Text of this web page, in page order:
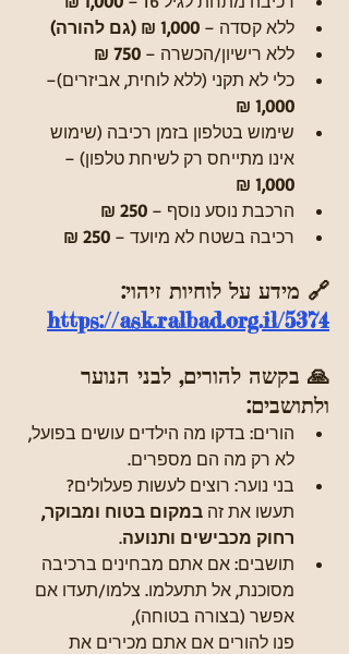
ללא קסדה – 1,000 ₪ (גם להורה)
ללא רישיון/הכשרה – 750 ₪
כלי לא תקני (ללא לוחית, אביזרים)–
1,000 ₪
שימוש בטלפון בזמן רכיבה (שימוש
אינו מתייחס רק לשיחת טלפון) –
1,000 ₪
הרכבת נוסע נוסף – 250 ₪
רכיבה בשטח לא מיועד – 250 ₪
🔗 מידע על לוחיות זיהוי:
https://ask.ralbad.org.il/5374
🙏 בקשה להורים, לבני הנוער
ולתושבים:
הורים: בדקו מה הילדים עושים בפועל,
לא רק מה הם מספרים.
בני נוער: רוצים לעשות פעלולים?
תעשו את זה במקום בטוח ומבוקר,
רחוק מכבישים ותנועה.
תושבים: אם אתם מבחינים ברכיבה
מסוכנת, אל תתעלמו. צלמו/תעדו אם
אפשר (בצורה בטוחה),
פנו להורים אם אתם מכירים את